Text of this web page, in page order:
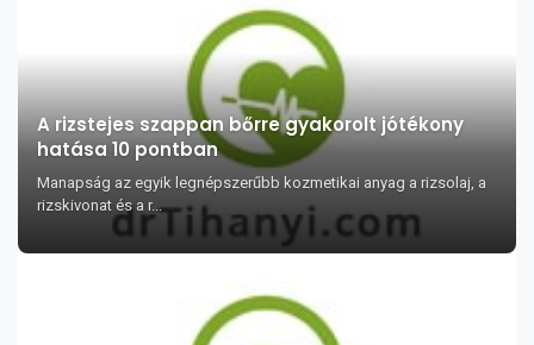
A rizstejes szappan bőrre gyakorolt jótékony
hatása 10 pontban
Manapság az egyik legnépszerűbb kozmetikai anyag a rizsolaj, a
rizskivonat és a r...